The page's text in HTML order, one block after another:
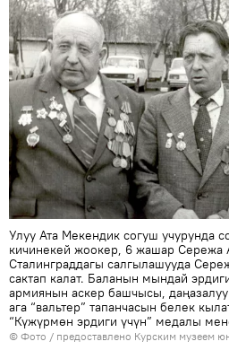
Улуу Ата Мекендик согуш учурунда
кичинекей жоокер, 6 жашар Сережа
Сталинграддагы салгылашууда
сактап калат. Баланын мындай
армиянын аскер башчысы,
ага “вальтер” тапанчасын белек
“Күжүрмөн эрдиги үчүн” медалы
© Фото / предоставлено Курским музеем